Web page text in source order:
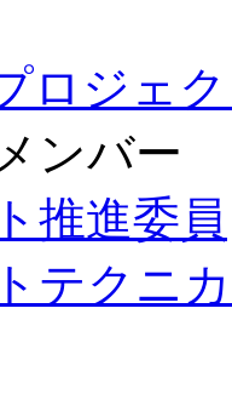
ロジェ
ンバー
推進委員
テクニ